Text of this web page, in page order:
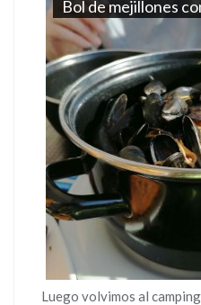
Bol de mejillones
Luego volvimos al